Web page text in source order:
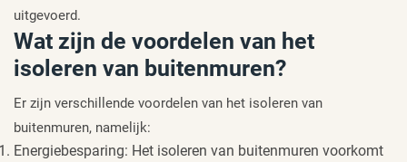
uitgevoerd.
Wat zijn de voordelen van het
isoleren van buitenmuren?
Er zijn verschillende voordelen van het isoleren van
buitenmuren, namelijk:
Energiebesparing: Het isoleren van buitenmuren voorkomt